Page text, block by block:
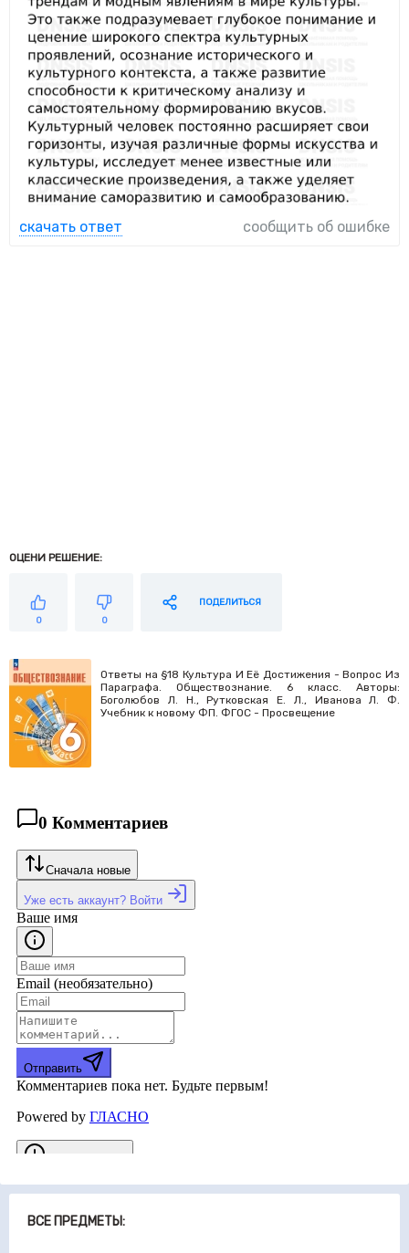
ВСЕ ПРЕДМЕТЫ:
скачать ответ сообщить об ошибке
ОЦЕНИ РЕШЕНИЕ:
0 0
ПОДЕЛИТЬСЯ
Ответы на §18 Культура И Её Достижения - Вопрос Из
Параграфа. Обществознание. 6 класс. Авторы:
Боголюбов Л. Н., Рутковская Е. Л., Иванова Л. Ф.
Учебник к новому ФП. ФГОС - Просвещение